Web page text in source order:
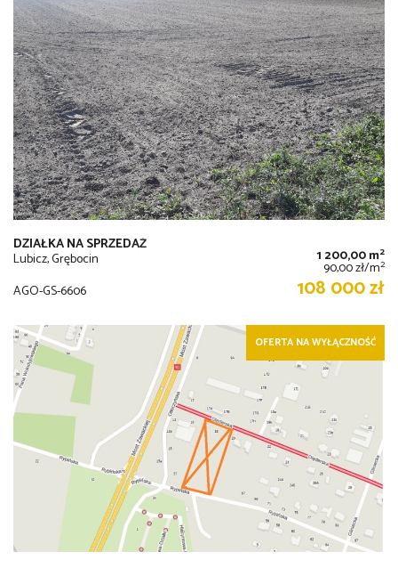
DZIAŁKA NA SPRZEDAŻ
Lubicz, Grębocin 1 200,00 m2
90,00 zł/m2
AGO-GS-6606 108 000 zł
OFERTA NA WYŁĄCZNOŚĆ